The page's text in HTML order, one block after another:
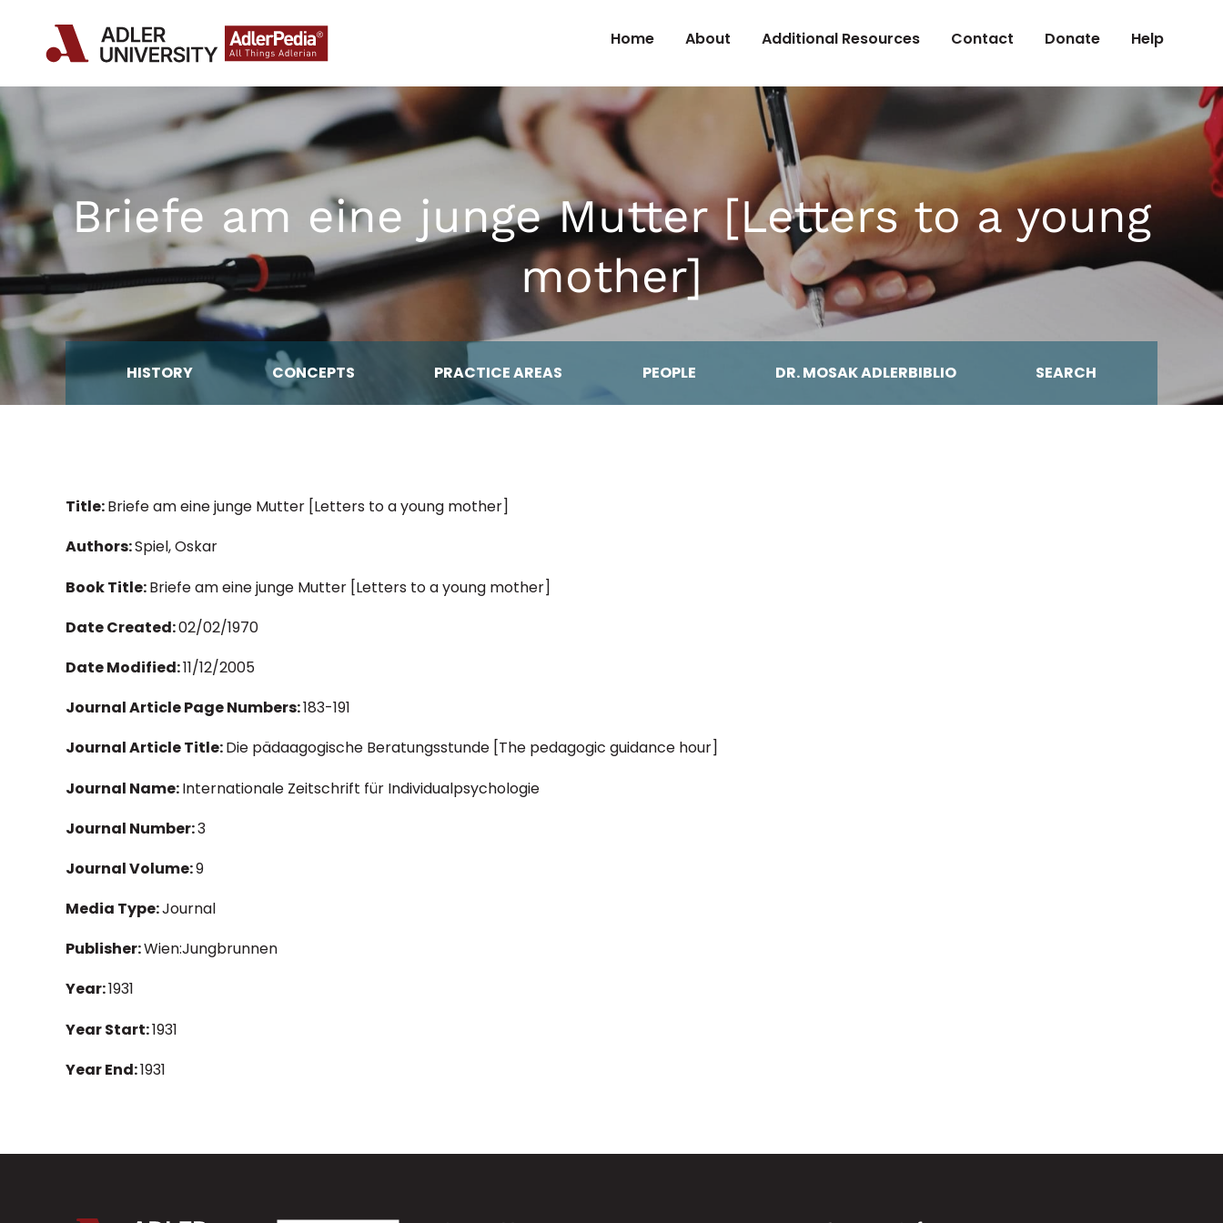
Home
About Additional Resources Contact Donate Help
Briefe am eine junge Mutter [Letters to a young
mother]
HISTORY CONCEPTS PRACTICE AREAS PEOPLE DR. MOSAK ADLERBIBLIO SEARCH
Title:Briefe am eine junge Mutter [Letters to a young mother]
Authors:Spiel, Oskar
Book Title:Briefe am eine junge Mutter [Letters to a young mother]
Date Created:02/02/1970
Date Modified:11/12/2005
Journal Article Page Numbers:183-191
Journal Article Title:Die pädaagogische Beratungsstunde [The pedagogic guidance hour]
Journal Name:Internationale Zeitschrift für Individualpsychologie
Journal Number:3
Journal Volume:9
Media Type:Journal
Publisher:Wien:Jungbrunnen
Year:1931
Year Start:1931
Year End:1931